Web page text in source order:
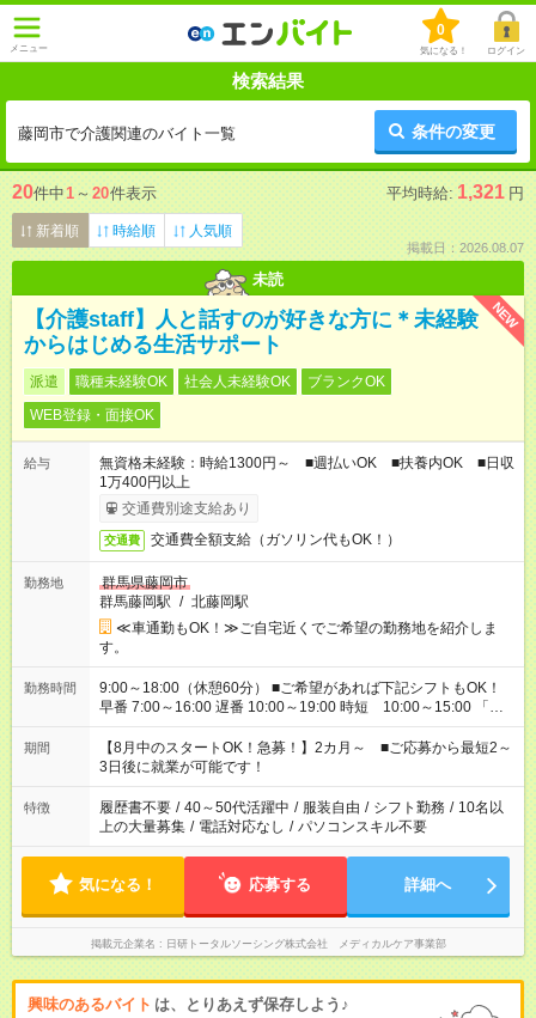
メニュー
0
気になる！ ログイン
検索結果
藤岡市で介護関連のバイト一覧 条件の変更
20件中1 ～ 20件表示 平均時給: 1,321 円
新着順 時給順 人気順
掲載日：2026.08.07
未読
NEW
【介護staff】人と話すのが好きな方に＊未経験
からはじめる生活サポート
派遣 職種未経験OK 社会人未経験OK
ブランクOK
WEB登録・面接OK
給与
無資格未経験：時給1300円～ ■週払いOK ■扶養内OK ■日収
1万400円以上
交通費別途支給あり
交通費 交通費全額支給（ガソリン代もOK！）
勤務地
群馬県藤岡市
群馬藤岡駅 / 北藤岡駅
≪車通勤もOK！≫ご自宅近くでご希望の勤務地を紹介しま
す。
勤務時間
9:00～18:00（休憩60分） ■ご希望があれば下記シフトもOK！
早番 7:00～16:00 遅番 10:00～19:00 時短 10:00～15:00 「家
族と休みを合わせたい」 「余裕を持って夕飯の準備がしたい」
「できれば残業はしたくない」 など、ご希望を教えてください
ね。 ※Wワーク希望の方へ 今ご覧のお仕事で希望する勤務時間
と、もう1つのお仕事の勤務時間。 合計で週40時間を超える場
合は応募できません。
期間
【8月中のスタートOK！急募！】2カ月～ ■ご応募から最短2～
3日後に就業が可能です！
特徴 履歴書不要 / 40～50代活躍中 / 服装自由 / シフト勤務 / 10名以
上の大量募集 / 電話対応なし / パソコンスキル不要
気になる！ 応募する 詳細へ
掲載元企業名 日研トータルソーシング株式会社 メディカルケア事業部
興味のあるバイト は、とりあえず保存しよう♪